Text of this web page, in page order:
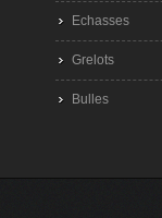
Echasses
Grelots
Bulles